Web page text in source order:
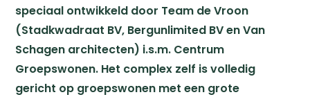
speciaal ontwikkeld door Team de Vroon
(Stadkwadraat BV, Bergunlimited BV en Van
Schagen architecten) i.s.m. Centrum
Groepswonen. Het complex zelf is volledig
gericht op groepswonen met een grote